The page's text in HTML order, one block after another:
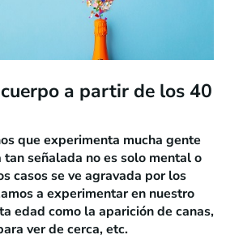
a partir de los 40
que experimenta mucha gente
señalada no es solo mental o
casos se ve agravada por los
a experimentar en nuestro
edad como la aparición de canas,
ver de cerca, etc.